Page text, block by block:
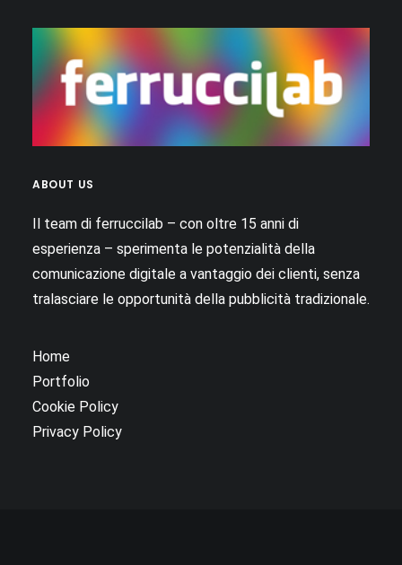
ABOUT US
Il team di ferruccilab – con oltre 15 anni di
esperienza – sperimenta le potenzialità della
comunicazione digitale a vantaggio dei clienti, senza
tralasciare le opportunità della pubblicità tradizionale.
Home
Portfolio
Cookie Policy
Privacy Policy